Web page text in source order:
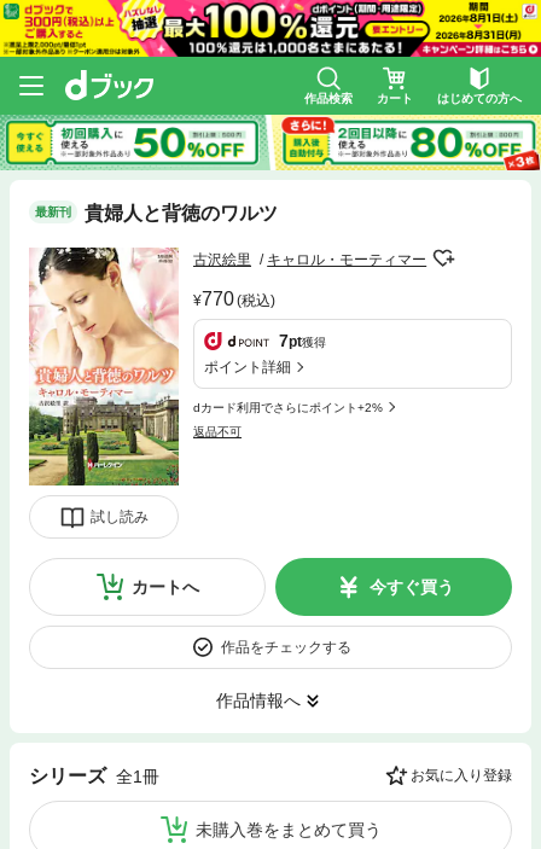
作品検索 カート はじめての方へ
最新刊 貴婦人と背徳のワルツ
試し読み
古沢絵里 キャロル・モーティマー
770(税込)
7pt獲得
ポイント詳細
dカード利用でさらにポイント+2%
返品不可
カートへ 今すぐ買う
作品をチェックする
作品情報へ
シリーズ 全1冊 お気に入り登録
未購入巻をまとめて買う